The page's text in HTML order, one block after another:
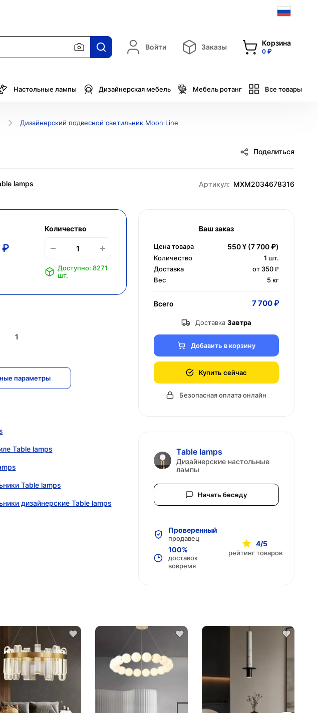
Войти Заказы Корзина
0 ₽
Настольные лампы Дизайнерская мебель Мебель ротанг Все товары
Дизайнерский подвесной светильник Moon Line
Поделиться
lamps Артикул: MXM2034678316
₽
Количество
Доступно: 8271
шт.
1
параметры
Table lamps
Table lamps
дизайнерские Table lamps
в категории
в категории
дизайнерские в категории
Ваш заказ
Цена товара 550 ¥ (7 700 ₽)
Количество 1 шт.
Доставка
от 350 ₽
Вес
5 кг
Всего 7 700 ₽
Доставка Завтра
Добавить в корзину
Купить сейчас
Безопасная оплата онлайн
Table lamps
Дизайнерские настольные
лампы
Начать беседу
Проверенный
продавец
100%
доставок
вовремя
4/5
рейтинг товаров